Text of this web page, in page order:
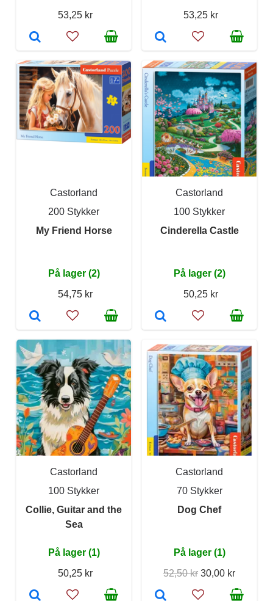
53,25 kr
53,25 kr
Castorland
200 Stykker
My Friend Horse
På lager (2)
54,75 kr
Castorland
100 Stykker
Cinderella Castle
På lager (2)
50,25 kr
Castorland
100 Stykker
Collie, Guitar and the
Sea
På lager (1)
50,25 kr
Castorland
70 Stykker
Dog Chef
På lager (1)
52,50 kr 30,00 kr